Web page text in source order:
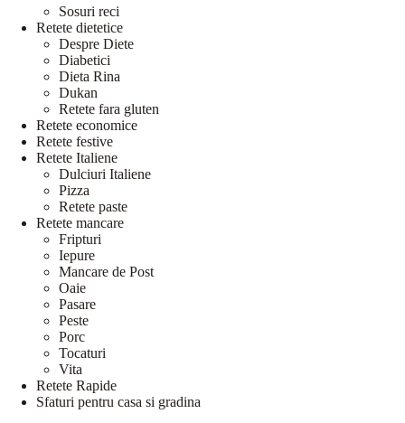
Sosuri reci
Retete dietetice
Despre Diete
Diabetici
Dieta Rina
Dukan
Retete fara gluten
Retete economice
Retete festive
Retete Italiene
Dulciuri Italiene
Pizza
Retete paste
Retete mancare
Fripturi
Iepure
Mancare de Post
Oaie
Pasare
Peste
Porc
Tocaturi
Vita
Retete Rapide
Sfaturi pentru casa si gradina